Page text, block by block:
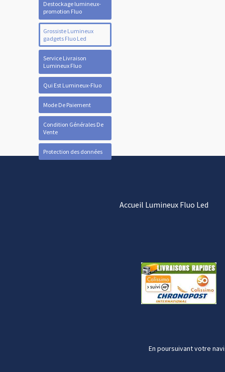
Destockage lumineux-
promotion Fluo
Grossiste Lumineux
gadgets Fluo Led
Service Livraison
Lumineux Fluo
Qui Est Lumineux-Fluo
Mode De Paiement
Condition Générales De
Vente
Protection des données
Accueil Lumineux Fluo Led
En poursuivant votre